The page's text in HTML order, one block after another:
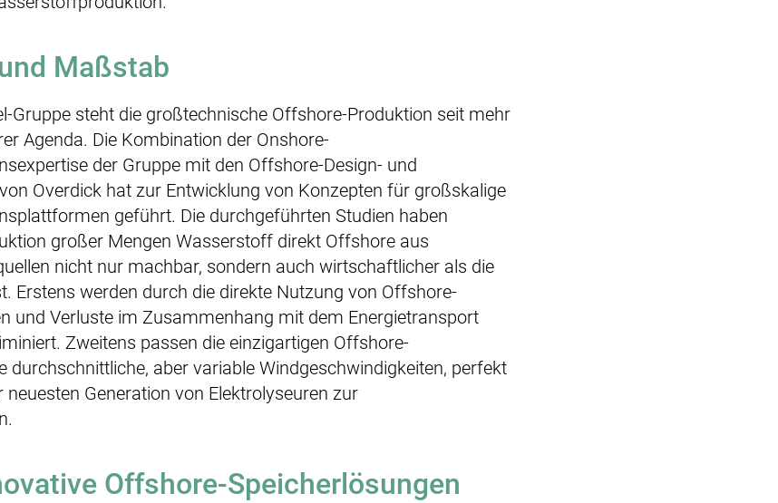
Maßstab
Gruppe steht die großtechnische Offshore-Produktion seit mehr
Agenda. Die Kombination der Onshore-
der Gruppe mit den Offshore-Design- und
Overdick hat zur Entwicklung von Konzepten für großskalige
geführt. Die durchgeführten Studien haben
großer Mengen Wasserstoff direkt Offshore aus
nicht nur machbar, sondern auch wirtschaftlicher als die
Erstens werden durch die direkte Nutzung von Offshore-
und Verluste im Zusammenhang mit dem Energietransport
Zweitens passen die einzigartigen Offshore-
durchschnittliche, aber variable Windgeschwindigkeiten, perfekt
neuesten Generation von Elektrolyseuren zur
Offshore-Speicherlösungen